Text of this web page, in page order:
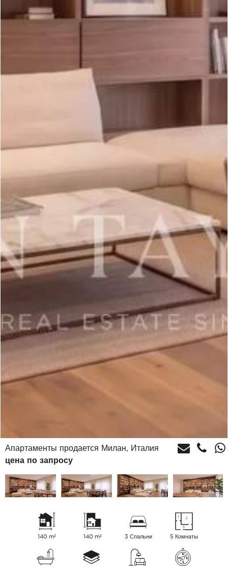
Апартаменты продается Милан, Италия
цена по запросу
140 m² 140 m² 3 Спальни 5 Комнаты